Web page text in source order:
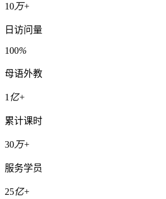
10万+
日访问量
100%
母语外教
1 亿+
累计课时
30万+
服务学员
25亿+